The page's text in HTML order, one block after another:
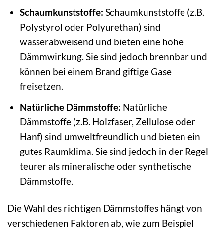
Schaumkunststoffe: Schaumkunststoffe (z.B.
Polystyrol oder Polyurethan) sind
wasserabweisend und bieten eine hohe
Dämmwirkung. Sie sind jedoch brennbar und
können bei einem Brand giftige Gase
freisetzen.
Natürliche Dämmstoffe: Natürliche
Dämmstoffe (z.B. Holzfaser, Zellulose oder
Hanf) sind umweltfreundlich und bieten ein
gutes Raumklima. Sie sind jedoch in der Regel
teurer als mineralische oder synthetische
Dämmstoffe.
Die Wahl des richtigen Dämmstoffes hängt von
verschiedenen Faktoren ab, wie zum Beispiel